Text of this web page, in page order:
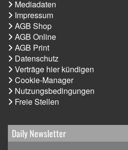
Mediadaten
Impressum
AGB Shop
AGB Online
AGB Print
Datenschutz
Verträge hier kündigen
Cookie-Manager
Nutzungsbedingungen
Freie Stellen
Daily Newsletter